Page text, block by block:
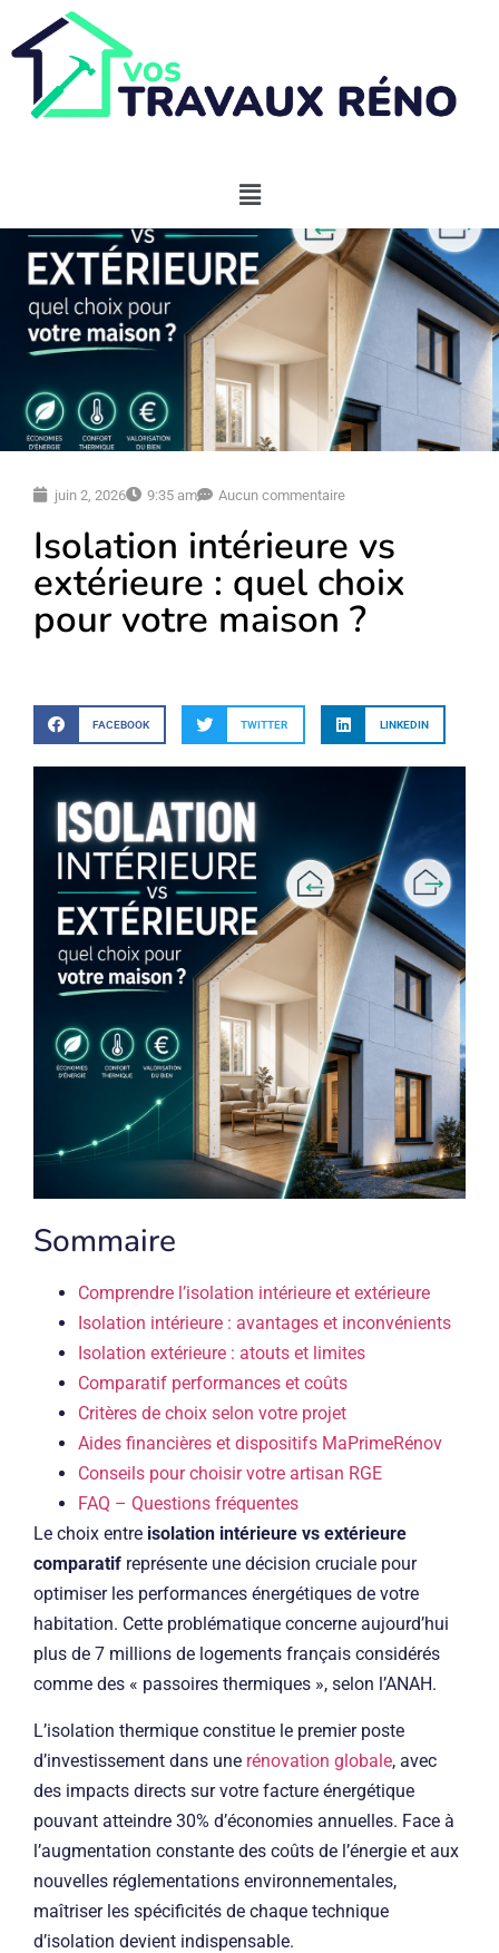
juin 2, 2026 9:35 am Aucun commentaire
Isolation intérieure vs
extérieure : quel choix
pour votre maison ?
FACEBOOK TWITTER LINKEDIN
Sommaire
Comprendre l’isolation intérieure et extérieure
Isolation intérieure : avantages et inconvénients
Isolation extérieure : atouts et limites
Comparatif performances et coûts
Critères de choix selon votre projet
Aides financières et dispositifs MaPrimeRénov
Conseils pour choisir votre artisan RGE
FAQ – Questions fréquentes
Le choix entre isolation intérieure vs extérieure
comparatif représente une décision cruciale pour
optimiser les performances énergétiques de votre
habitation. Cette problématique concerne aujourd’hui
plus de 7 millions de logements français considérés
comme des « passoires thermiques », selon l’ANAH.
L’isolation thermique constitue le premier poste
d’investissement dans une rénovation globale, avec
des impacts directs sur votre facture énergétique
pouvant atteindre 30% d’économies annuelles. Face à
l’augmentation constante des coûts de l’énergie et aux
nouvelles réglementations environnementales,
maîtriser les spécificités de chaque technique
d’isolation devient indispensable.